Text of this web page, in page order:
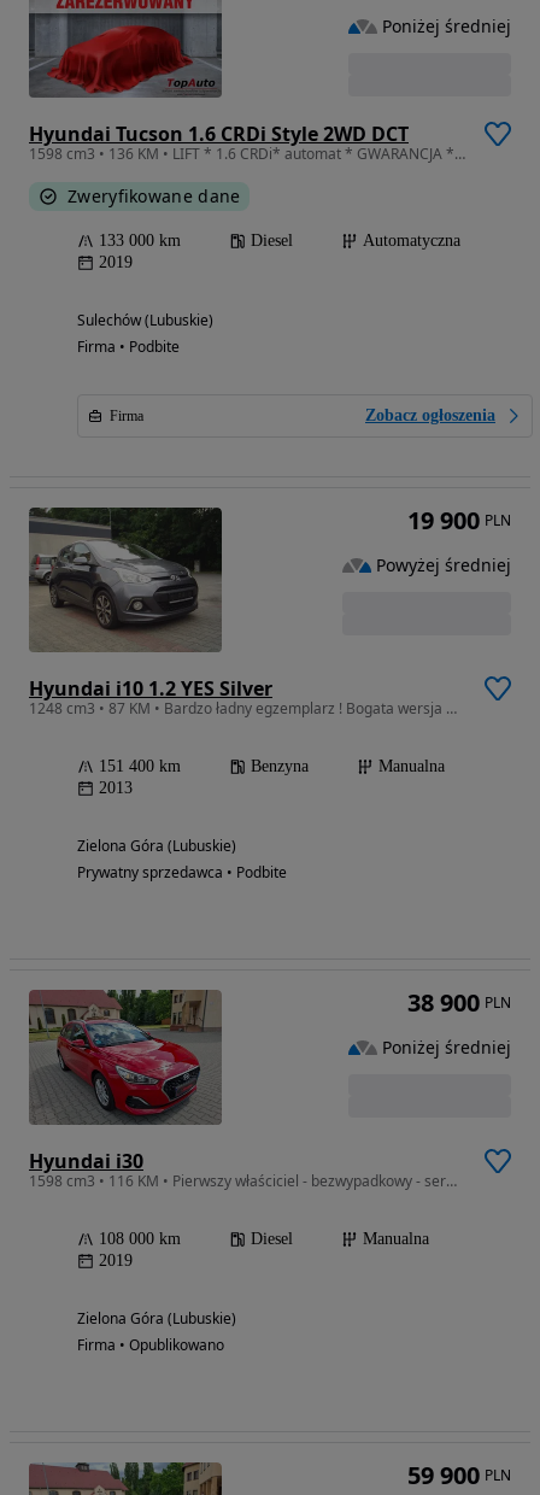
Hyundai Tucson 1.6 CRDi Style 2WD DCT
1598 cm3 • 136 KM • LIFT * 1.6 CRDi* automat * GWARANCJA * kamera *android / CarPlay
Zweryfikowane dane
133 000 km Diesel
Automatyczna
2019
Sulechów (Lubuskie)
Firma • Podbite
Firma Zobacz ogłoszenia
Poniżej średniej
Hyundai i10 1.2 YES Silver
1248 cm3 • 87 KM • Bardzo ładny egzemplarz ! Bogata wersja wyposażenia ! Silnik 1.2-87KM
151 400 km Benzyna
Manualna
2013
Zielona Góra (Lubuskie)
Prywatny sprzedawca • Podbite
19 900 PLN
Powyżej średniej
Hyundai i30
1598 cm3 • 116 KM • Pierwszy właściciel - bezwypadkowy - serwisowany - polecam
108 000 km Diesel
Manualna
2019
Zielona Góra (Lubuskie)
Firma • Opublikowano
38 900 PLN
Poniżej średniej
59 900 PLN